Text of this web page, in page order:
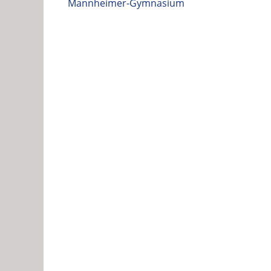
Mannheimer-Gymnasium